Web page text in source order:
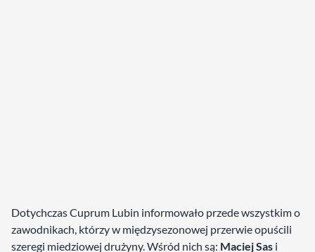
Dotychczas Cuprum Lubin informowało przede wszystkim o
zawodnikach, którzy w międzysezonowej przerwie opuścili
szeregi miedziowej drużyny. Wśród nich są: Maciej Sas i